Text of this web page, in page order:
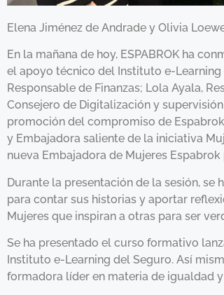
Elena Jiménez de Andrade y Olivia
En la mañana de hoy, ESPABROK ha
el apoyo técnico del Instituto e-Learning
Responsable de Finanzas; Lola Ayala,
Consejero de Digitalización y
promoción del compromiso de
y Embajadora saliente de la iniciativa
nueva Embajadora de Mujeres Espabrok
Durante la presentación de la sesión,
para contar sus historias y aportar
Mujeres que inspiran a otras para ser
Se ha presentado el curso formativo
Instituto e-Learning del Seguro. Así
formadora líder en materia de igualdad